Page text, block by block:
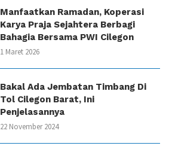
Manfaatkan Ramadan, Koperasi
Karya Praja Sejahtera Berbagi
Bahagia Bersama PWI Cilegon
1 Maret 2026
Bakal Ada Jembatan Timbang Di
Tol Cilegon Barat, Ini
Penjelasannya
22 November 2024